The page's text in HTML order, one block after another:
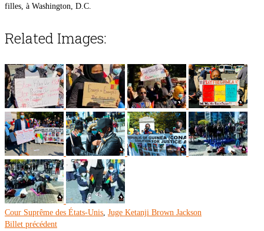
filles, à Washington, D.C.
Related Images:
Cour Suprême des États-Unis, Juge Ketanji Brown Jackson
Billet précédent